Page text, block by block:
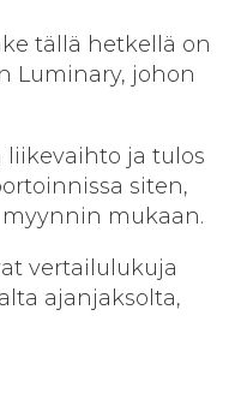
tällä hetkellä on
Luminary, johon
ja tulos
siten,
mukaan.
vertailulukuja
ajanjaksolta,